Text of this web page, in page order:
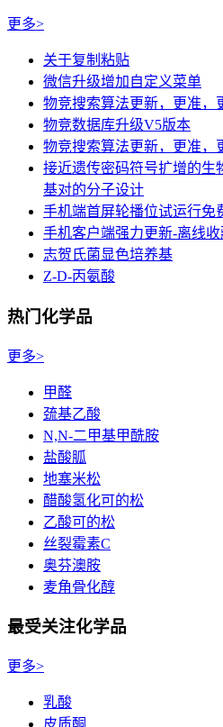
更多>
关于复制粘贴
微信升级增加自定义菜单
物竞搜索算法更新，更准，
物竞数据库升级V5版本
物竞搜索算法更新，更准，
接近遗传密码符号扩增的
基对的分子设计
手机端首屏轮播位试运行免
手机客户端强力更新-离线收
志贺氏菌显色培养基
Z-D-丙氨酸
热门化学品
更多>
甲醛
巯基乙酸
N,N-二甲基甲酰胺
盐酸胍
地塞米松
醋酸氢化可的松
乙酸可的松
丝裂霉素C
奥芬澳胺
麦角骨化醇
最受关注化学品
更多>
乳酸
皮质酮